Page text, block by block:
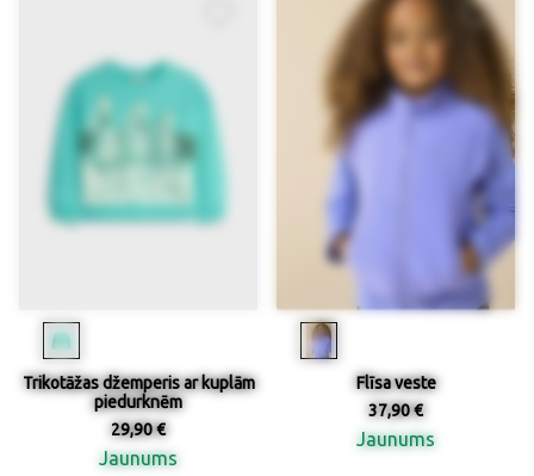
Trikotāžas džemperis ar kuplām
piedurknēm
29,90 €
Jaunums
Flīsa veste
37,90 €
Jaunums